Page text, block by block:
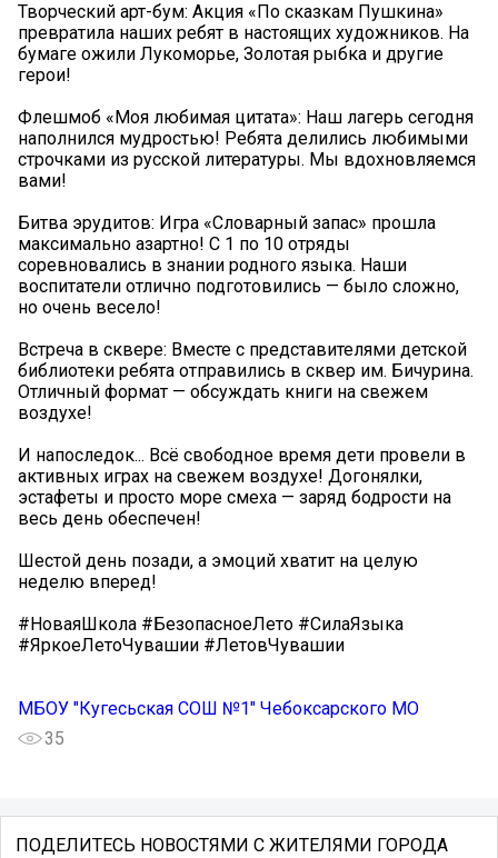
Творческий арт-бум: Акция «По сказкам Пушкина»
превратила наших ребят в настоящих художников. На
бумаге ожили Лукоморье, Золотая рыбка и другие
герои!
Флешмоб «Моя любимая цитата»: Наш лагерь сегодня
наполнился мудростью! Ребята делились любимыми
строчками из русской литературы. Мы вдохновляемся
вами!
Битва эрудитов: Игра «Словарный запас» прошла
максимально азартно! С 1 по 10 отряды
соревновались в знании родного языка. Наши
воспитатели отлично подготовились — было сложно,
но очень весело!
Встреча в сквере: Вместе с представителями детской
библиотеки ребята отправились в сквер им. Бичурина.
Отличный формат — обсуждать книги на свежем
воздухе!
И напоследок... Всё свободное время дети провели в
активных играх на свежем воздухе! Догонялки,
эстафеты и просто море смеха — заряд бодрости на
весь день обеспечен! ️
Шестой день позади, а эмоций хватит на целую
неделю вперед!
#НоваяШкола #БезопасноеЛето #СилаЯзыка
#ЯркоеЛетоЧувашии #ЛетовЧувашии
МБОУ "Кугесьская СОШ №1" Чебоксарского МО
35
ПОДЕЛИТЕСЬ НОВОСТЯМИ С ЖИТЕЛЯМИ ГОРОДА